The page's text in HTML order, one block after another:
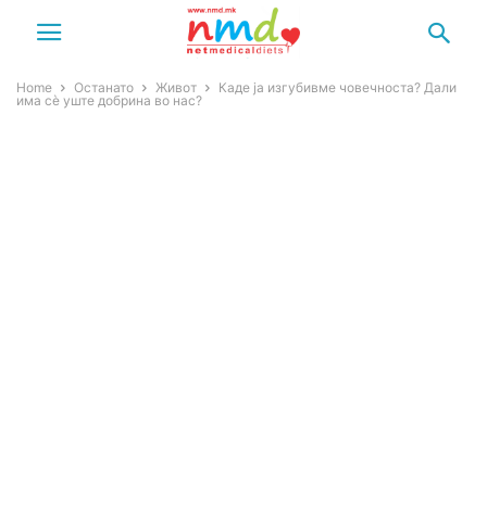
Home Останато Живот
Каде ја изгубивме човечноста? Дали
има сè уште добрина во нас?